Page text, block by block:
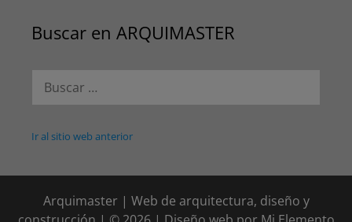
Buscar en ARQUIMASTER
Ir al sitio web anterior
Arquimaster | Web de arquitectura, diseño y